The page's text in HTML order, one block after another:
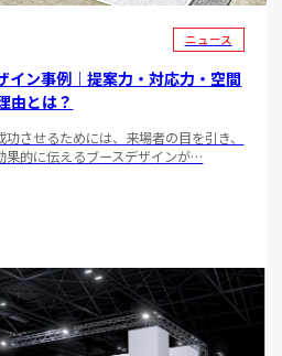
ニュース
イン事例｜提案力・対応力・空間
由とは？
させるためには、来場者の目を引き、
果的に伝えるブースデザインが…